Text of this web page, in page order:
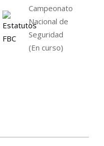
Campeonato
Nacional de
Seguridad
(En curso)